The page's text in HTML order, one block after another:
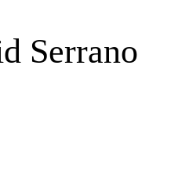
Serrano